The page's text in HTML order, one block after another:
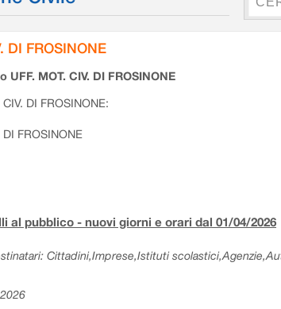
DI FROSINONE
MOT. CIV. DI FROSINONE
DI FROSINONE:
DI FROSINONE
al pubblico - nuovi giorni e orari dal 01/04/2026
Cittadini,Imprese,Istituti